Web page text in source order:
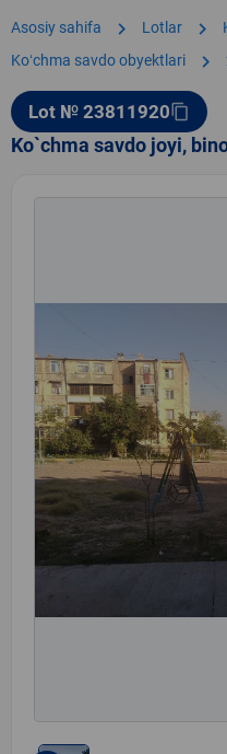
Asosiy sahifa chevron_right Lotlar chevron_right
Koʻchma savdo obyektlari chevron_right
Lot № 23811920content_copy
Ko`chma savdo joyi,